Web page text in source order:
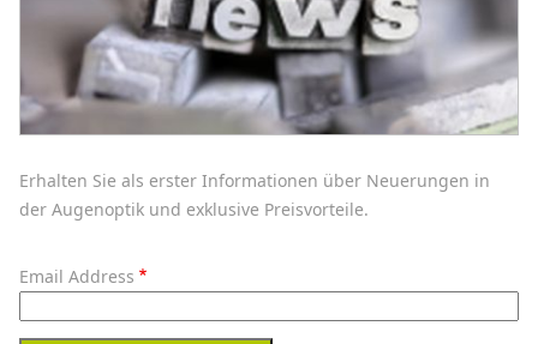
Erhalten Sie als erster Informationen über Neuerungen in
der Augenoptik und exklusive Preisvorteile.
Email Address